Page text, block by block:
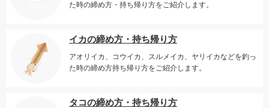
た時の締め方・持ち帰り方をご紹介します。
イカの締め方・持ち帰り方
アオリイカ、コウイカ、スルメイカ、ヤリイカなどを釣っ
た時の締め方持ち帰り方をご紹介します。
タコの締め方・持ち帰り方